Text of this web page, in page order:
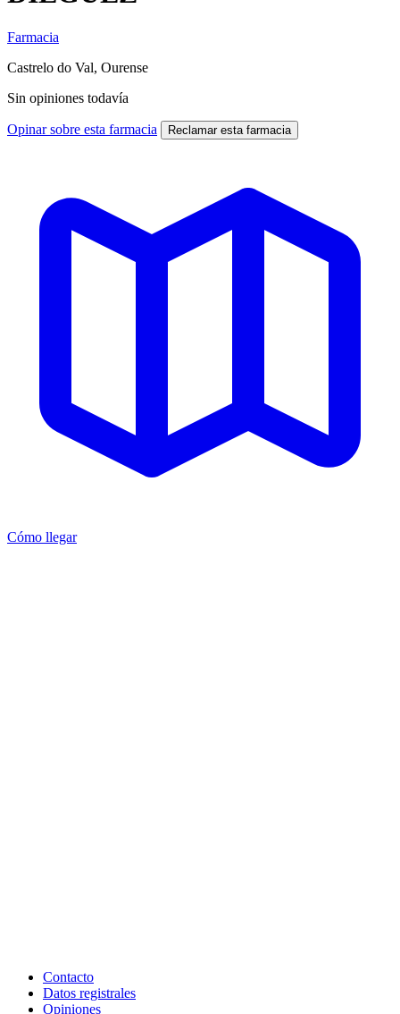
Farmacia
Castrelo do Val, Ourense
Sin opiniones todavía
Opinar sobre esta farmacia Reclamar esta farmacia
Cómo llegar
Contacto
Datos registrales
Opiniones